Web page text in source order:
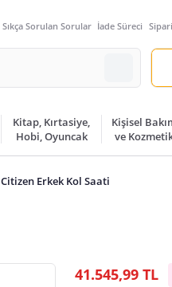
Sıkça Sorulan Sorular İade Süreci
Kitap, Kırtasiye,
Hobi, Oyuncak
Kişisel
ve
Citizen Erkek Kol Saati
41.545,99 TL